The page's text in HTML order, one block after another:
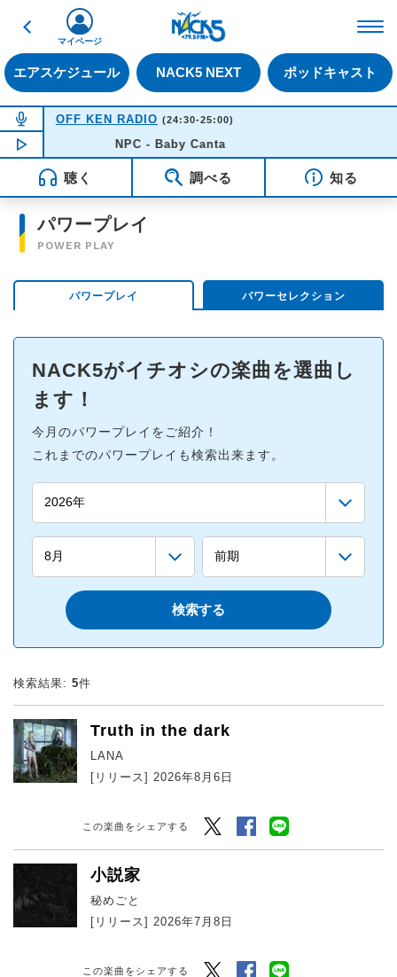
戻る
エアスケジュール NACK5 NEXT ポッドキャスト
マイページ
NOW ON AIR
OFF KEN RADIO (24:30-25:00)
NOW PLAYING00:41
NPC - Baby Canta
聴く 調べる 知る
パワープレイ
POWER PLAY
パワープレイ パワーセレクション
NACK5がイチオシの楽曲を選曲し
ます！
今月のパワープレイをご紹介！
これまでのパワープレイも検索出来ます。
検索結果: 5件
Truth in the dark
LANA
[リリース] 2026年8月6日
この楽曲をシェアする Twitter Facebook
小説家
秘めごと
[リリース] 2026年7月8日
この楽曲をシェアする Twitter Facebook